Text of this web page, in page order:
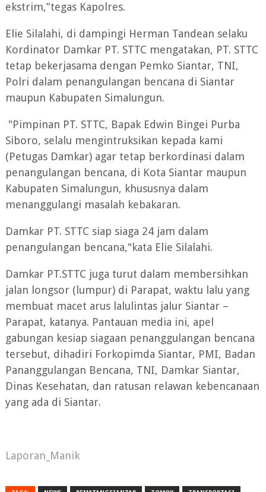
ekstrim,”tegas Kapolres.
Elie Silalahi, di dampingi Herman Tandean selaku
Kordinator Damkar PT. STTC mengatakan, PT. STTC
tetap bekerjasama dengan Pemko Siantar, TNI,
Polri dalam penangulangan bencana di Siantar
maupun Kabupaten Simalungun.
"Pimpinan PT. STTC, Bapak Edwin Bingei Purba
Siboro, selalu mengintruksikan kepada kami
(Petugas Damkar) agar tetap berkordinasi dalam
penangulangan bencana, di Kota Siantar maupun
Kabupaten Simalungun, khususnya dalam
menanggulangi masalah kebakaran.
Damkar PT. STTC siap siaga 24 jam dalam
penangulangan bencana,"kata Elie Silalahi.
Damkar PT.STTC juga turut dalam membersihkan
jalan longsor (lumpur) di Parapat, waktu lalu yang
membuat macet arus lalulintas jalur Siantar –
Parapat, katanya. Pantauan media ini, apel
gabungan kesiap siagaan penanggulangan bencana
tersebut, dihadiri Forkopimda Siantar, PMI, Badan
Pananggulangan Bencana, TNI, Damkar Siantar,
Dinas Kesehatan, dan ratusan relawan kebencanaan
yang ada di Siantar.
Laporan_Manik